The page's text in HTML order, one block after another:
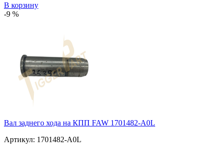
В корзину
-9 %
Вал заднего хода на КПП FAW 1701482-A0L
Артикул: 1701482-A0L